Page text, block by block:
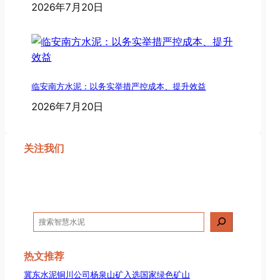
2026年7月20日
临安南方水泥：以务实举措严控成本、提升效益
2026年7月20日
关注我们
搜
索
热文推荐
冀东水泥铜川公司杨泉山矿入选国家绿色矿山